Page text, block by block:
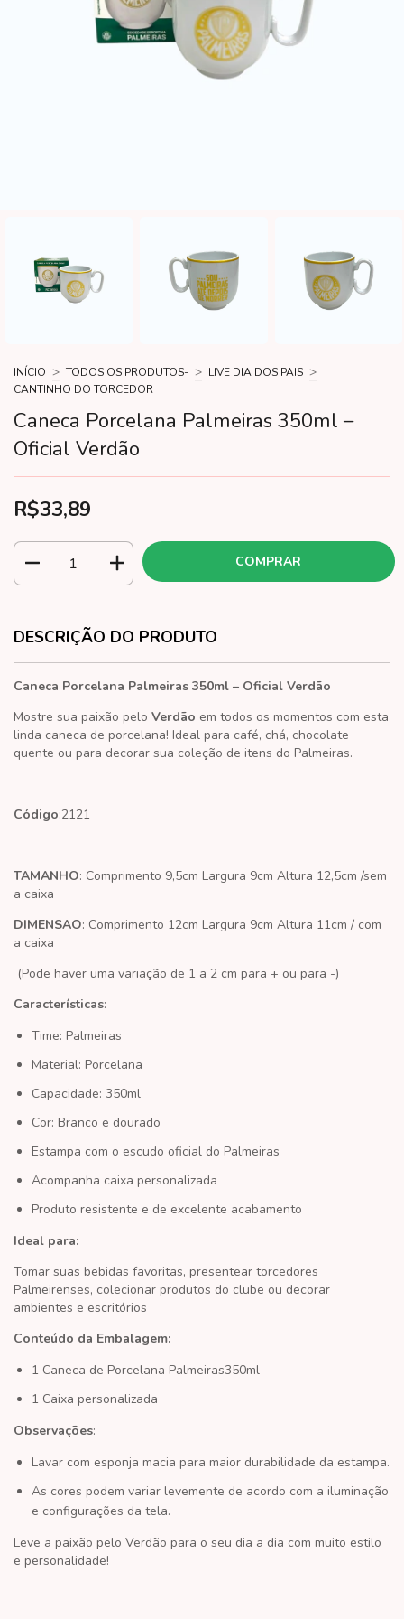
INÍCIO > TODOS OS PRODUTOS- > LIVE DIA DOS PAIS >
CANTINHO DO TORCEDOR
Caneca Porcelana Palmeiras 350ml –
Oficial Verdão
R$33,89
DESCRIÇÃO DO PRODUTO
Caneca Porcelana Palmeiras 350ml – Oficial Verdão
Mostre sua paixão pelo Verdão em todos os momentos com esta
linda caneca de porcelana! Ideal para café, chá, chocolate
quente ou para decorar sua coleção de itens do Palmeiras.
Código:2121
TAMANHO: Comprimento 9,5cm Largura 9cm Altura 12,5cm /sem
a caixa
DIMENSAO: Comprimento 12cm Largura 9cm Altura 11cm / com
a caixa
(Pode haver uma variação de 1 a 2 cm para + ou para -)
Características:
Time: Palmeiras
Material: Porcelana
Capacidade: 350ml
Cor: Branco e dourado
Estampa com o escudo oficial do Palmeiras
Acompanha caixa personalizada
Produto resistente e de excelente acabamento
Ideal para:
Tomar suas bebidas favoritas, presentear torcedores
Palmeirenses, colecionar produtos do clube ou decorar
ambientes e escritórios
Conteúdo da Embalagem:
1 Caneca de Porcelana Palmeiras350ml
1 Caixa personalizada
Observações:
Lavar com esponja macia para maior durabilidade da estampa.
As cores podem variar levemente de acordo com a iluminação
e configurações da tela.
Leve a paixão pelo Verdão para o seu dia a dia com muito estilo
e personalidade!